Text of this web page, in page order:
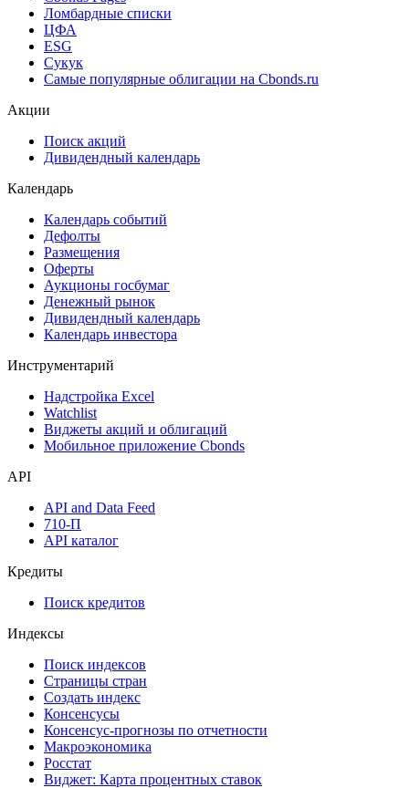
Ломбардные списки
ЦФА
ESG
Сукук
Самые популярные облигации на Cbonds.ru
Акции
Поиск акций
Дивидендный календарь
Календарь
Календарь событий
Дефолты
Размещения
Оферты
Аукционы госбумаг
Денежный рынок
Дивидендный календарь
Календарь инвестора
Инструментарий
Надстройка Excel
Watchlist
Виджеты акций и облигаций
Мобильное приложение Cbonds
API
API and Data Feed
710-П
API каталог
Кредиты
Поиск кредитов
Индексы
Поиск индексов
Страницы стран
Создать индекс
Консенсусы
Консенсус-прогнозы по отчетности
Макроэкономика
Росстат
Виджет: Карта процентных ставок